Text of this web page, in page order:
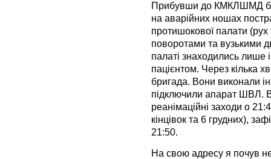
Прибувши до КМКЛШМД
на аварійних ношах
протишокової палати
поворотами та вузькими
палаті знаходились
пацієнтом. Через кілька
бригада. Вони виконали
підключили апарат ШВЛ.
реанімаційні заходи о
кінцівок та 6 грудних),
21:50.
На свою адресу я почув